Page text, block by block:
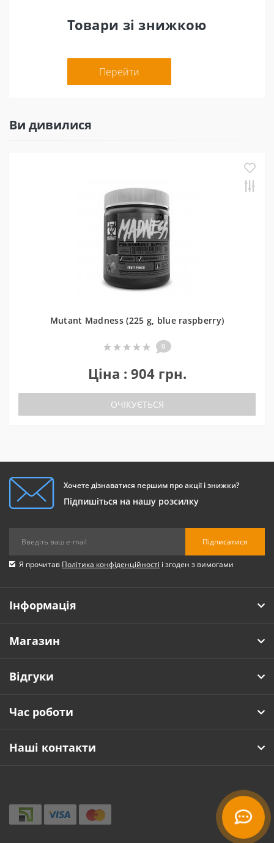
Товари зі знижкою
Перейти
Ви дивилися
Mutant Madness (225 g, blue raspberry)
0
Ціна : 904 грн.
ОЧІКУЄТЬСЯ
Хочете дізнаватися першим про акції і знижки?
Підпишіться на нашу розсилку
Підписатися
Я прочитав Політика конфіденційності і згоден з вимогами
Інформація
Магазин
Відгуки
Час роботи
Наші контакти